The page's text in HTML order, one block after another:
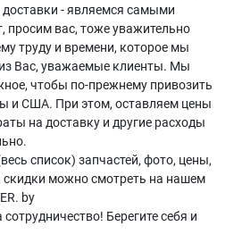
доставки - являемся самыми
просим вас, тоже уважительно
труду и времени, которое мы
Вас, уважаемые клиенты. Мы
чтобы по-прежнему привозить
и США. При этом, оставляем цены
на доставку и другие расходы
список) запчастей, фото, цены,
скидки можно смотреть на нашем
by
Берегите себя и